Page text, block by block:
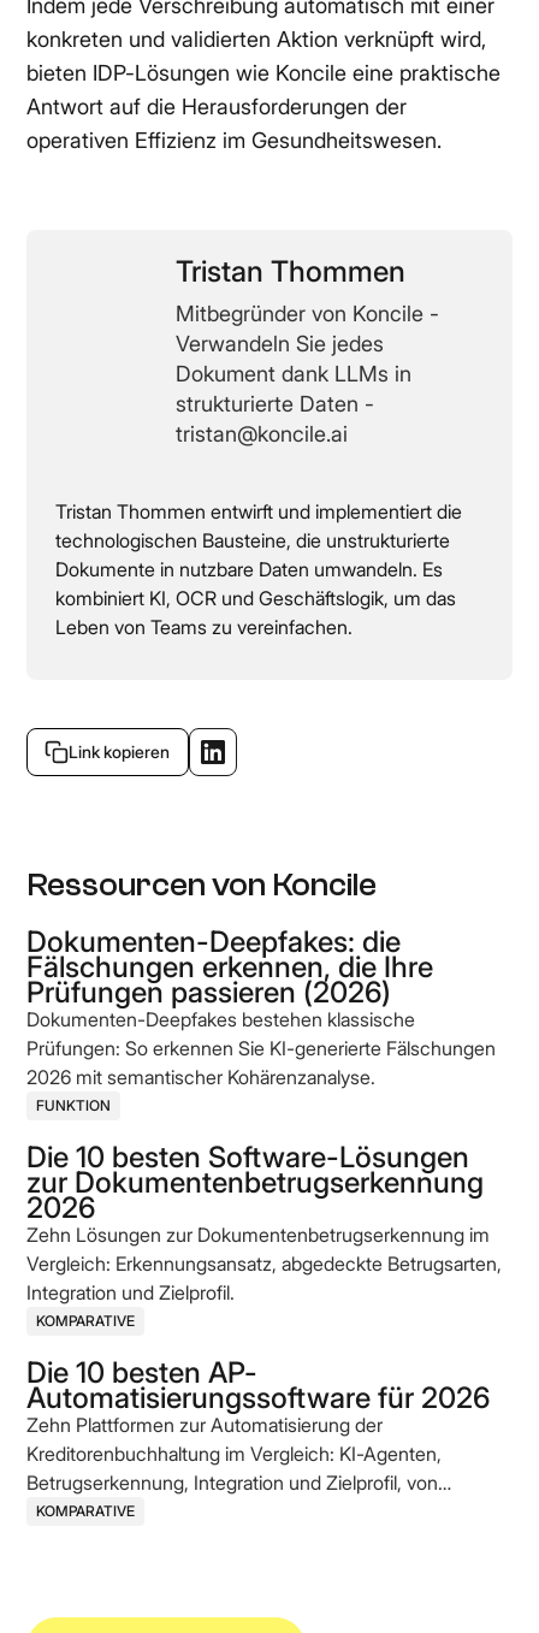
konkreten und validierten Aktion verknüpft wird,
bieten IDP-Lösungen wie Koncile eine praktische
Antwort auf die Herausforderungen der
operativen Effizienz im Gesundheitswesen.
Tristan Thommen
Mitbegründer von Koncile -
Verwandeln Sie jedes
Dokument dank LLMs in
strukturierte Daten -
tristan@koncile.ai
Tristan Thommen entwirft und implementiert die
technologischen Bausteine, die unstrukturierte
Dokumente in nutzbare Daten umwandeln. Es
kombiniert KI, OCR und Geschäftslogik, um das
Leben von Teams zu vereinfachen.
Link kopieren
Ressourcen von Koncile
Dokumenten-Deepfakes: die
Fälschungen erkennen, die Ihre
Prüfungen passieren (2026)
Dokumenten-Deepfakes bestehen klassische
Prüfungen: So erkennen Sie KI-generierte Fälschungen
2026 mit semantischer Kohärenzanalyse.
FUNKTION
Die 10 besten Software-Lösungen
zur Dokumentenbetrugserkennung
2026
Zehn Lösungen zur Dokumentenbetrugserkennung im
Vergleich: Erkennungsansatz, abgedeckte Betrugsarten,
Integration und Zielprofil.
KOMPARATIVE
Die 10 besten AP-
Automatisierungssoftware für 2026
Zehn Plattformen zur Automatisierung der
Kreditorenbuchhaltung im Vergleich: KI-Agenten,
Betrugserkennung, Integration und Zielprofil, von
etablierten Enterprise-Anbietern bis zu AI-nativen
KOMPARATIVE